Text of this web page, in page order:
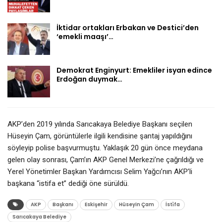
İktidar ortakları Erbakan ve Destici’den
‘emekli maaşı’…
Demokrat Enginyurt: Emekliler isyan edince
Erdoğan duymak…
AKP’den 2019 yılında Sarıcakaya Belediye Başkanı seçilen
Hüseyin Çam, görüntülerle ilgili kendisine şantaj yapıldığını
söyleyip polise başvurmuştu. Yaklaşık 20 gün önce meydana
gelen olay sonrası, Çam’ın AKP Genel Merkezi’ne çağrıldığı ve
Yerel Yönetimler Başkan Yardımcısı Selim Yağcı’nın AKP’li
başkana “istifa et” dediği öne sürüldü.
AKP Başkanı Eskişehir Hüseyin Çam
İsti̇fa
Sarıcakaya Belediye